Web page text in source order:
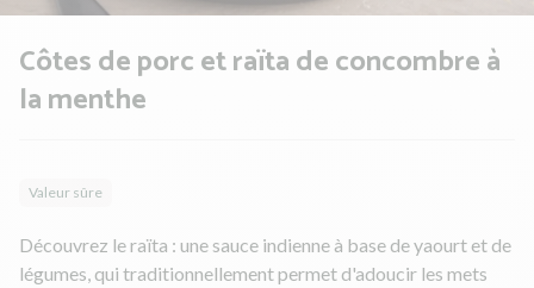
Côtes de porc et raïta de concombre à
la menthe
Valeur sûre
Découvrez le raïta : une sauce indienne à base de yaourt et de
légumes, qui traditionnellement permet d'adoucir les mets